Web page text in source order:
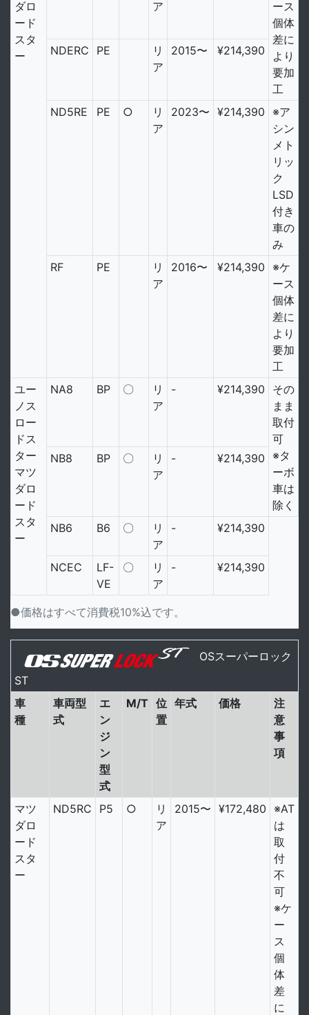
ダロ
ード
スタ
ー
ア
ース
個体
差に
より
要加
工
NDERC PE
リ
ア
2015〜 ¥214,390
ND5RE PE ○
リ
ア
2023〜 ¥214,390
※ア
シン
メト
リッ
ク
LSD
付き
車の
み
RF
PE
リ
ア
2016〜 ¥214,390
※ケ
ース
個体
差に
より
要加
工
ユー
ノス
ロー
ドス
ター
マツ
ダロ
ード
スタ
ー
NA8 BP 〇
リ
ア
- ¥214,390
その
まま
取付
可
※タ
ーボ
車は
除く
NB8 BP 〇
リ
ア
- ¥214,390
NB6 B6 〇
リ
ア
- ¥214,390
NCEC
LF-
VE
〇
リ
ア
- ¥214,390
●価格はすべて消費税10%込です。
OSスーパーロック
ST
車
種
車両型
式
エ
ン
ジ
ン
型
式
M/T 位
置
年式 価格
注
意
事
項
マツ
ダロ
ード
スタ
ー
ND5RC P5 ○
リ
ア
2015〜 ¥172,480
※AT
は
取
付
不
可
※ケ
ー
ス
個
体
差
に